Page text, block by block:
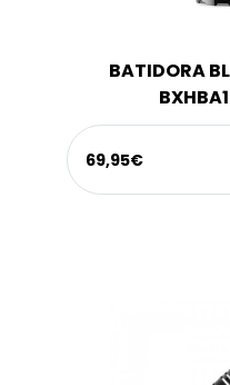
BATIDORA
69,95€